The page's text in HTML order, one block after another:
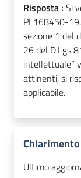
Risposta : Si
PI 168450-
sezione 1 del
26 del D.Lgs
intellettuale”
attinenti, si
applicabile.
Ultimo